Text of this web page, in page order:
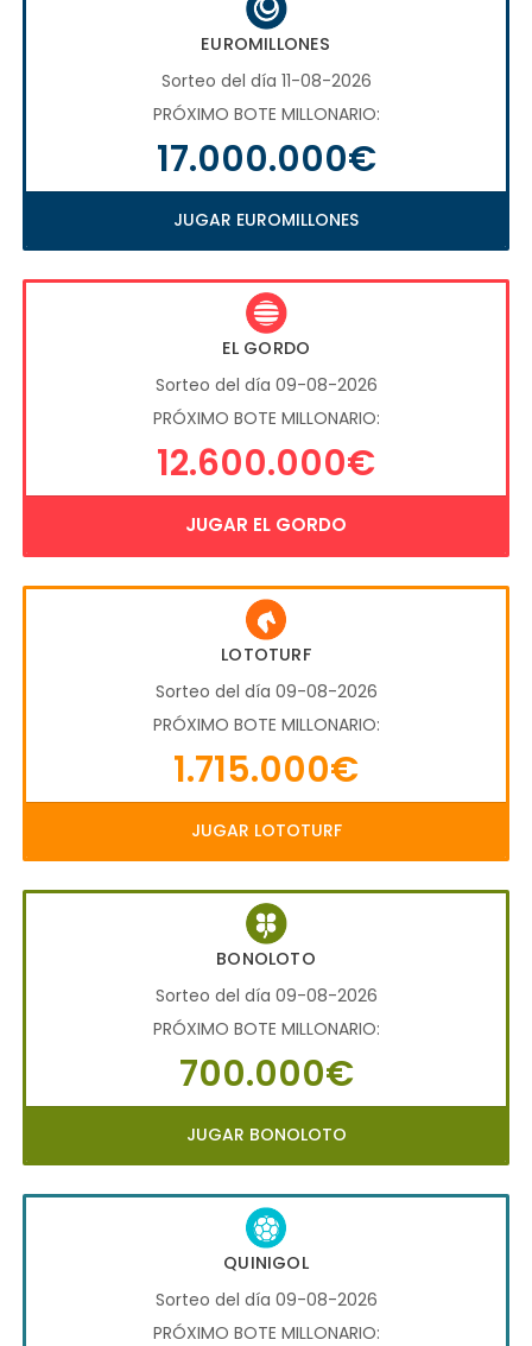
EUROMILLONES
Sorteo del día 11-08-2026
PRÓXIMO BOTE MILLONARIO:
17.000.000€
JUGAR EUROMILLONES
EL GORDO
Sorteo del día 09-08-2026
PRÓXIMO BOTE MILLONARIO:
12.600.000€
JUGAR EL GORDO
LOTOTURF
Sorteo del día 09-08-2026
PRÓXIMO BOTE MILLONARIO:
1.715.000€
JUGAR LOTOTURF
BONOLOTO
Sorteo del día 09-08-2026
PRÓXIMO BOTE MILLONARIO:
700.000€
JUGAR BONOLOTO
QUINIGOL
Sorteo del día 09-08-2026
PRÓXIMO BOTE MILLONARIO: